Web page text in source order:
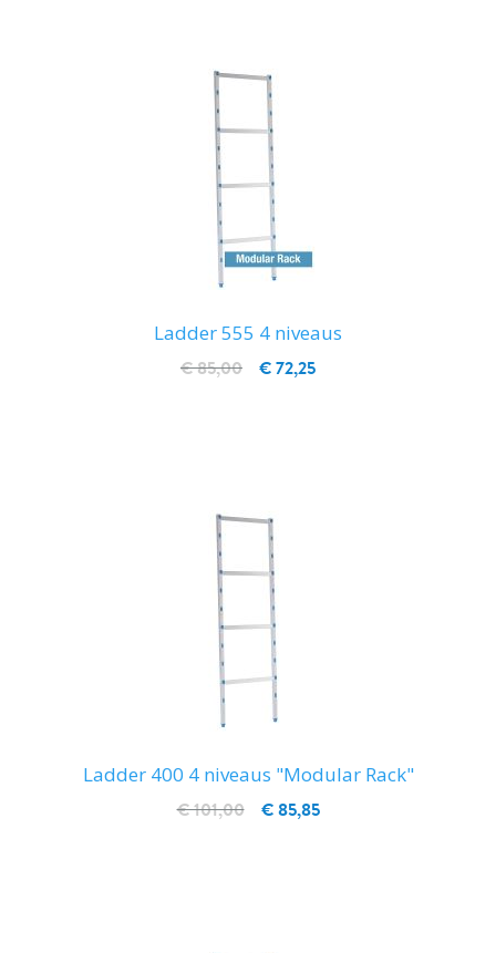
Ladder 555 4 niveaus
€ 72,25
€ 85,00
Ladder 400 4 niveaus "Modular Rack"
€ 85,85
€ 101,00